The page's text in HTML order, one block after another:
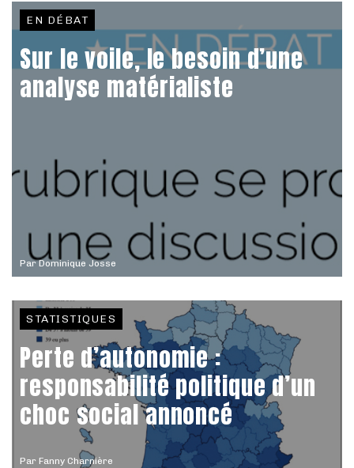
ParDominique Josse
EN DÉBAT
Sur le voile, le besoin d’une
analyse matérialiste
Par Fanny Charnière
STATISTIQUES
Perte d’autonomie :
responsabilité politique d’un
choc social annoncé